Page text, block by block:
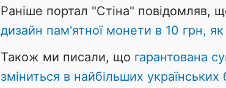
Раніше портал "Стіна" повідомляв,
дизайн пам'ятної монети в 10 грн,
Також ми писали, що гарантована
зміниться в найбільших